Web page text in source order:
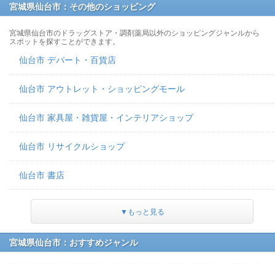
宮城県仙台市：その他のショッピング
宮城県仙台市のドラッグストア・調剤薬局以外のショッピングジャンルから
スポットを探すことができます。
仙台市 デパート・百貨店
仙台市 アウトレット・ショッピングモール
仙台市 家具屋・雑貨屋・インテリアショップ
仙台市 リサイクルショップ
仙台市 書店
▼もっと見る
宮城県仙台市：おすすめジャンル